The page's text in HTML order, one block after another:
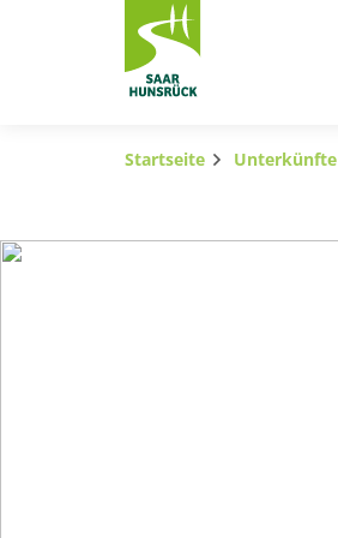
Zum Hauptinhalt springen
Subnavigation umschalten
Startseite Unterkünfte